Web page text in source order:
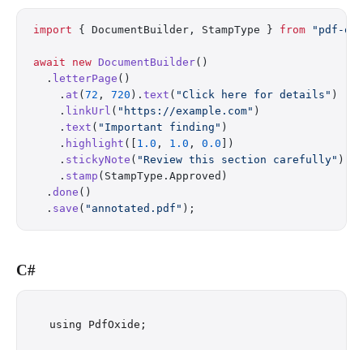
import { DocumentBuilder, StampType } from "pdf-
await new DocumentBuilder()
  .
letterPage ()
    .
at ( 72 , 720 ). text ( "Click here for details" )
    .
linkUrl ( "https://example.com" )
    .
text ( "Important finding" )
    .
highlight ([ 1.0 , 1.0 , 0.0 ])
    .
stickyNote ( "Review this section carefully" )
    .
stamp (StampType.Approved)
  .
done ()
  .
save ( "annotated.pdf" );
C#
using PdfOxide;